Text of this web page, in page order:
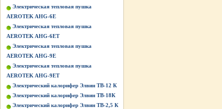
Электрическая тепловая пушка
AEROTEK AHG-6E
Электрическая тепловая пушка
AEROTEK AHG-6ET
Электрическая тепловая пушка
AEROTEK AHG-9E
Электрическая тепловая пушка
AEROTEK AHG-9ET
Электрический калорифер Элвин ТВ-12 К
Электрический калорифер Элвин ТВ-18К
Электрический калорифер Элвин ТВ-2,5 К